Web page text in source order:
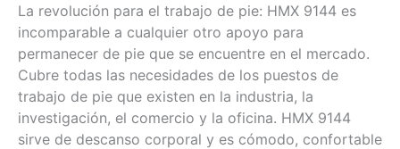
La revolución para el trabajo de pie: HMX 9144 es
incomparable a cualquier otro apoyo para
permanecer de pie que se encuentre en el mercado.
Cubre todas las necesidades de los puestos de
trabajo de pie que existen en la industria, la
investigación, el comercio y la oficina. HMX 9144
sirve de descanso corporal y es cómodo, confortable